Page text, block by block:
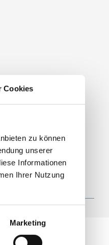
Cookies
zu können
unserer
Informationen
Ihrer Nutzung
Marketing